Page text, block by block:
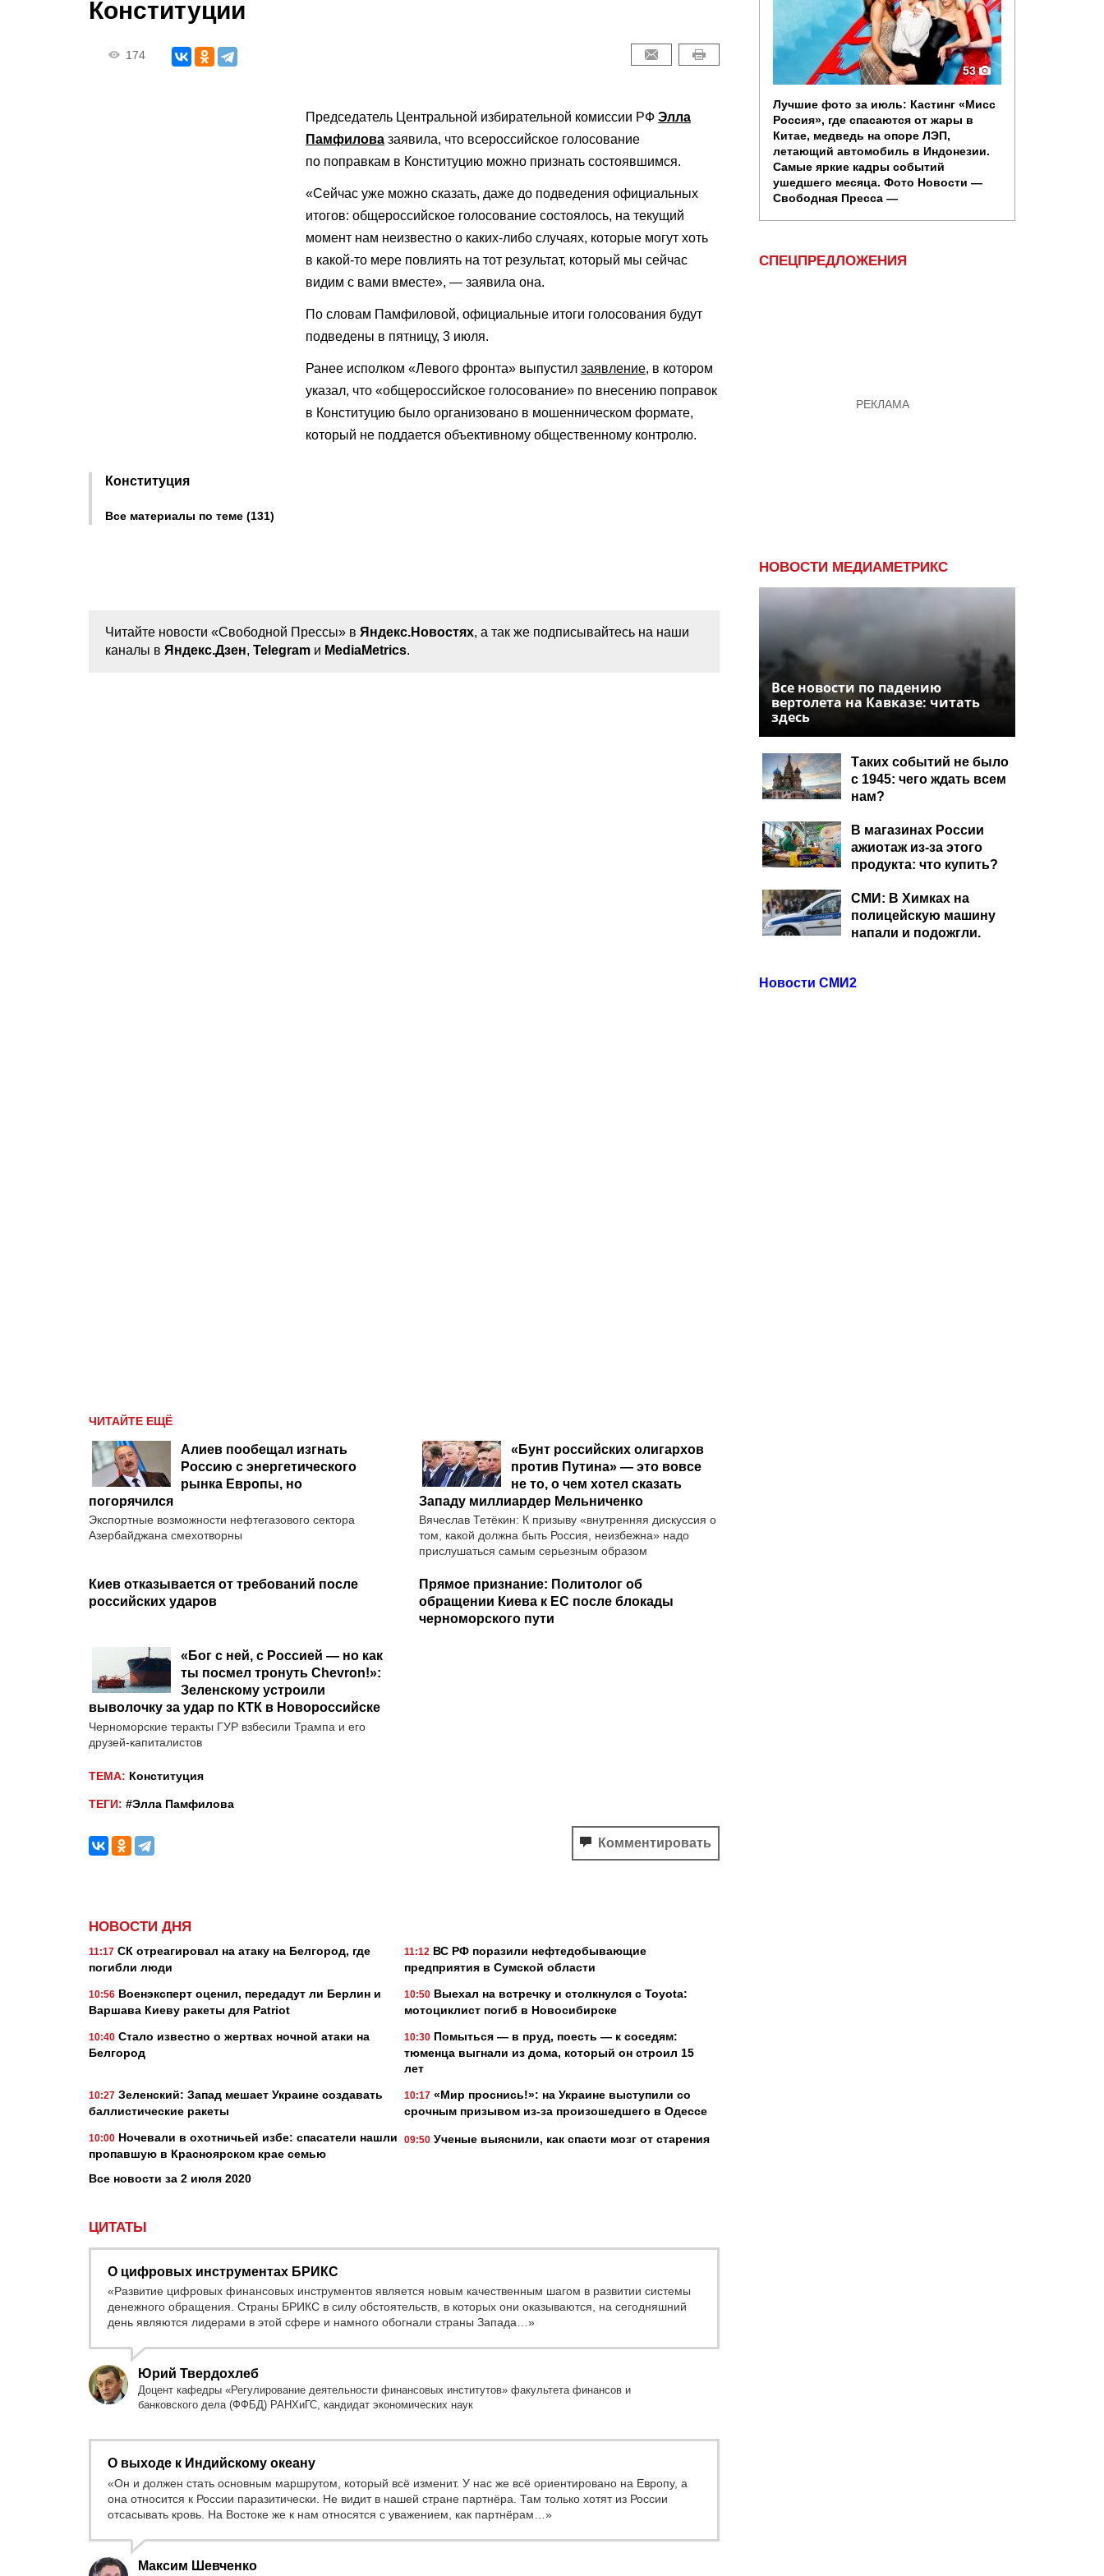
Конституции
174
Председатель Центральной избирательной комиссии РФ Элла
Памфилова заявила, что всероссийское голосование
по поправкам в Конституцию можно признать состоявшимся.
«Сейчас уже можно сказать, даже до подведения официальных
итогов: общероссийское голосование состоялось, на текущий
момент нам неизвестно о каких-либо случаях, которые могут хоть
в какой-то мере повлиять на тот результат, который мы сейчас
видим с вами вместе», — заявила она.
По словам Памфиловой, официальные итоги голосования будут
подведены в пятницу, 3 июля.
Ранее исполком «Левого фронта» выпустил заявление, в котором
указал, что «общероссийское голосование» по внесению поправок
в Конституцию было организовано в мошенническом формате,
который не поддается объективному общественному контролю.
Конституция
Все материалы по теме (131)
Читайте новости «Свободной Прессы» в Яндекс.Новостях, а так же подписывайтесь на наши
каналы в Яндекс.Дзен, Telegram и MediaMetrics.
ЧИТАЙТЕ ЕЩЁ
Алиев пообещал изгнать
Россию с энергетического
рынка Европы, но
погорячился
Экспортные возможности нефтегазового сектора
Азербайджана смехотворны
«Бунт российских олигархов
против Путина» — это вовсе
не то, о чем хотел сказать
Западу миллиардер Мельниченко
Вячеслав Тетёкин: К призыву «внутренняя дискуссия о
том, какой должна быть Россия, неизбежна» надо
прислушаться самым серьезным образом
Киев отказывается от требований после
российских ударов
Прямое признание: Политолог об
обращении Киева к ЕС после блокады
черноморского пути
«Бог с ней, с Россией — но как
ты посмел тронуть Chevron!»:
Зеленскому устроили
выволочку за удар по КТК в Новороссийске
Черноморские теракты ГУР взбесили Трампа и его
друзей-капиталистов
ТЕМА: Конституция
ТЕГИ: #Элла Памфилова
Комментировать
НОВОСТИ ДНЯ
11:17 СК отреагировал на атаку на Белгород, где
погибли люди
11:12 ВС РФ поразили нефтедобывающие
предприятия в Сумской области
10:56 Военэксперт оценил, передадут ли Берлин и
Варшава Киеву ракеты для Patriot
10:50 Выехал на встречку и столкнулся с Toyota:
мотоциклист погиб в Новосибирске
10:40 Стало известно о жертвах ночной атаки на
Белгород
10:30 Помыться — в пруд, поесть — к соседям:
тюменца выгнали из дома, который он строил 15
лет
10:27 Зеленский: Запад мешает Украине создавать
баллистические ракеты
10:17 «Мир проснись!»: на Украине выступили со
срочным призывом из-за произошедшего в Одессе
10:00 Ночевали в охотничьей избе: спасатели нашли
пропавшую в Красноярском крае семью
09:50 Ученые выяснили, как спасти мозг от старения
Все новости за 2 июля 2020
ЦИТАТЫ
О цифровых инструментах БРИКС
«Развитие цифровых финансовых инструментов является новым качественным шагом в развитии системы
денежного обращения. Страны БРИКС в силу обстоятельств, в которых они оказываются, на сегодняшний
день являются лидерами в этой сфере и намного обогнали страны Запада…»
Юрий Твердохлеб
Доцент кафедры «Регулирование деятельности финансовых институтов» факультета финансов и
банковского дела (ФФБД) РАНХиГС, кандидат экономических наук
О выходе к Индийскому океану
«Он и должен стать основным маршрутом, который всё изменит. У нас же всё ориентировано на Европу, а
она относится к России паразитически. Не видит в нашей стране партнёра. Там только хотят из России
отсасывать кровь. На Востоке же к нам относятся с уважением, как партнёрам…»
Максим Шевченко
53
Лучшие фото за июль: Кастинг «Мисс
Россия», где спасаются от жары в
Китае, медведь на опоре ЛЭП,
летающий автомобиль в Индонезии.
Самые яркие кадры событий
ушедшего месяца. Фото Новости —
Свободная Пресса —
СПЕЦПРЕДЛОЖЕНИЯ
НОВОСТИ МЕДИАМЕТРИКС
Все новости по падению
вертолета на Кавказе: читать
здесь
Таких событий не было
с 1945: чего ждать всем
нам?
В магазинах России
ажиотаж из-за этого
продукта: что купить?
СМИ: В Химках на
полицейскую машину
напали и подожгли.
Новости СМИ2